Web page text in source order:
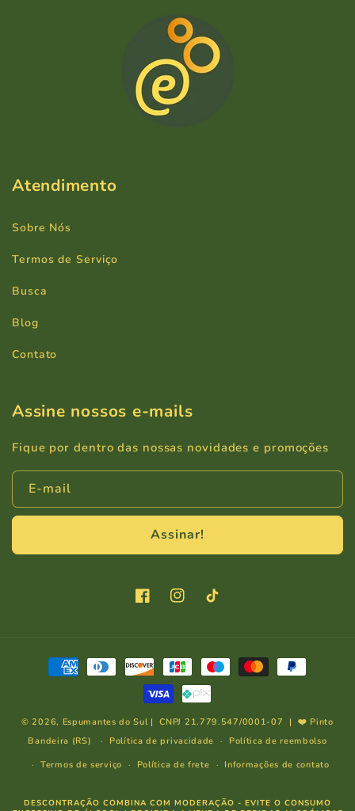
Atendimento
Sobre Nós
Termos de Serviço
Busca
Blog
Contato
Assine nossos e-mails
Fique por dentro das nossas novidades e promoções
E-mail
Assinar!
FacebookInstagramTikTok
Formas
© 2026, Espumantes do Sul | CNPJ 21.779.547/0001-07 | ❤️ Pinto
Bandeira (RS)
Política de privacidade
Política de reembolso
Termos de serviço
Política de frete Informações de contato
DESCONTRAÇÃO COMBINA COM MODERAÇÃO - EVITE O CONSUMO